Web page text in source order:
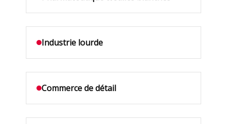
Industrie lourde
Commerce de détail